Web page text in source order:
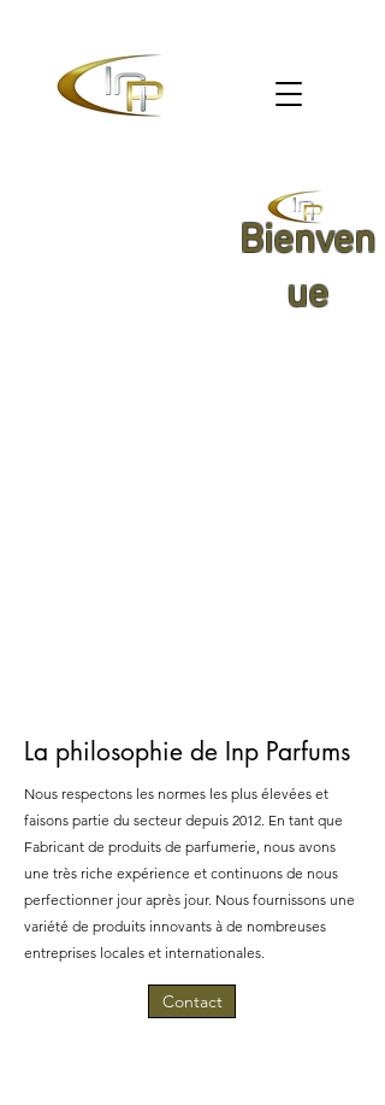
Bienven
ue
La philosophie de Inp Parfums
Nous respectons les normes les plus élevées et
faisons partie du secteur depuis 2012. En tant que
Fabricant de produits de parfumerie, nous avons
une très riche expérience et continuons de nous
perfectionner jour après jour. Nous fournissons une
variété de produits innovants à de nombreuses
entreprises locales et internationales.
Contact